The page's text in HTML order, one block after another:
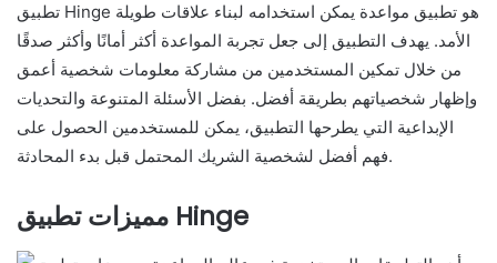
تطبيق Hinge هو تطبيق مواعدة يمكن استخدامه لبناء علاقات طويلة
الأمد. يهدف التطبيق إلى جعل تجربة المواعدة أكثر أمانًا وأكثر صدقًا
من خلال تمكين المستخدمين من مشاركة معلومات شخصية أعمق
وإظهار شخصياتهم بطريقة أفضل. بفضل الأسئلة المتنوعة والتحديات
الإبداعية التي يطرحها التطبيق، يمكن للمستخدمين الحصول على
فهم أفضل لشخصية الشريك المحتمل قبل بدء المحادثة.
مميزات تطبيق Hinge